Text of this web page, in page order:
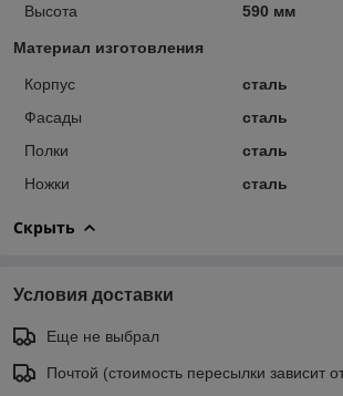
Высота
590 мм
Материал изготовления
Корпус
сталь
Фасады
сталь
Полки
сталь
Ножки
сталь
Скрыть
Условия доставки
Еще не выбрал
Почтой (стоимость пересылки зависит